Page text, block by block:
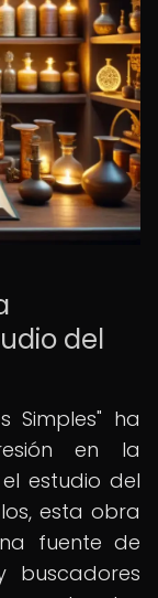
del
Simples" ha
en la
estudio del
esta obra
fuente de
buscadores